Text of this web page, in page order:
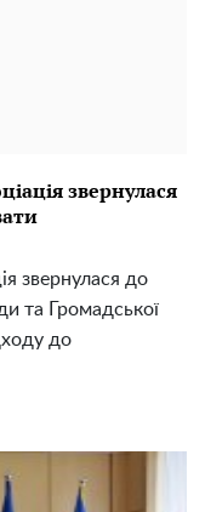
звернулася
звернулася до
та Громадської
до